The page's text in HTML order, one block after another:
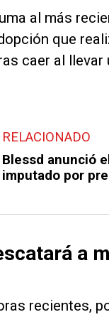
al más
que
caer al
RELACIONADO
Blessd anunció
imputado por
a
recientes,